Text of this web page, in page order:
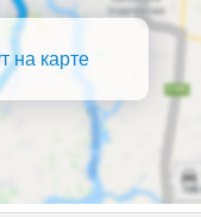
на карте